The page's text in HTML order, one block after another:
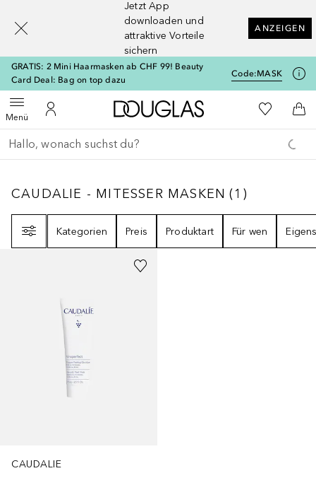
Jetzt App
downloaden und
attraktive Vorteile
sichern
ANZEIGEN
GRATIS: 2 Mini Haarmasken ab CHF 99! Beauty
Card Deal: Bag on top dazu
Code:MASK
MenüMenü öffnenZu Meinem Kundenkonto
Zur Douglas Startseite
Zu Meiner
Gehe zurück
Suche ausführen
CAUDALIE - MITESSER MASKEN 1
CAUDALIE - MITESSER MASKEN (1 )
Kategorien
Preis Produktart Für wen
CAUDALIE
[navigation.slideout.screenreader]